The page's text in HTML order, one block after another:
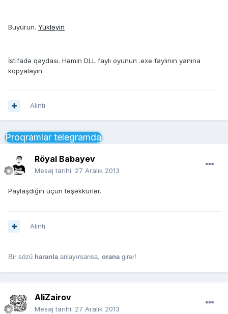
Buyurun. Yükləyin
İstifadə qaydası. Həmin DLL faylı oyunun .exe faylının yanına
kopyalayın.
Alıntı
Proqramlar telegramda
Röyal Babayev
Mesaj tarihi: 27 Aralık 2013
Paylaşdığın üçün təşəkkürlər.
Alıntı
Bir sözü haranla anlayırsansa, orana girər!
AliZairov
Mesaj tarihi: 27 Aralık 2013